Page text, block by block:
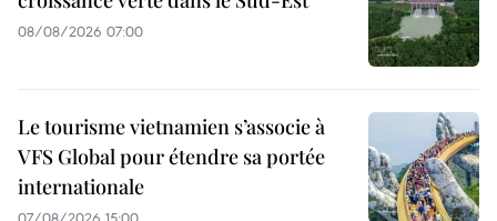
08/08/2026 07:00
Le tourisme vietnamien s’associe à
VFS Global pour étendre sa portée
internationale